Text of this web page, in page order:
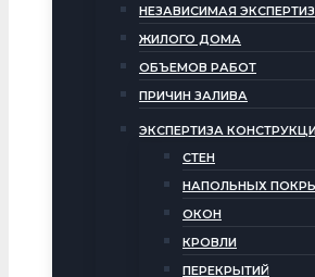
НЕЗАВИСИМАЯ
ЖИЛОГО ДОМА
ОБЪЕМОВ РАБОТ
ПРИЧИН ЗАЛИВА
ЭКСПЕРТИЗА
СТЕН
НАПОЛЬНЫХ
ОКОН
КРОВЛИ
ПЕРЕКРЫТИЙ